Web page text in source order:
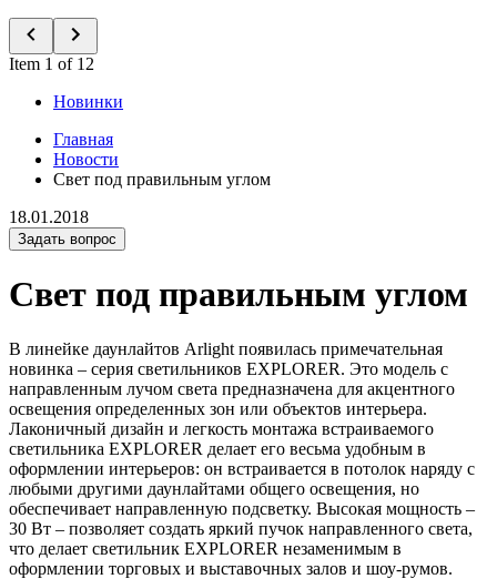
Item 1 of 12
Новинки
Главная
Новости
Свет под правильным углом
18.01.2018
Задать вопрос
Свет под правильным углом
В линейке даунлайтов Arlight появилась примечательная
новинка – серия светильников EXPLORER. Это модель с
направленным лучом света предназначена для акцентного
освещения определенных зон или объектов интерьера.
Лаконичный дизайн и легкость монтажа встраиваемого
светильника EXPLORER делает его весьма удобным в
оформлении интерьеров: он встраивается в потолок наряду с
любыми другими даунлайтами общего освещения, но
обеспечивает направленную подсветку. Высокая мощность –
30 Вт – позволяет создать яркий пучок направленного света,
что делает светильник EXPLORER незаменимым в
оформлении торговых и выставочных залов и шоу-румов.